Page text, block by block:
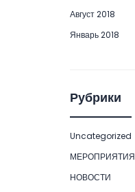
Август 2018
Январь 2018
Рубрики
Uncategorized
МЕРОПРИЯТИЯ
НОВОСТИ